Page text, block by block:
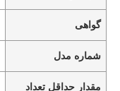
گواهی
شماره مدل
مقدار حداقل تعداد